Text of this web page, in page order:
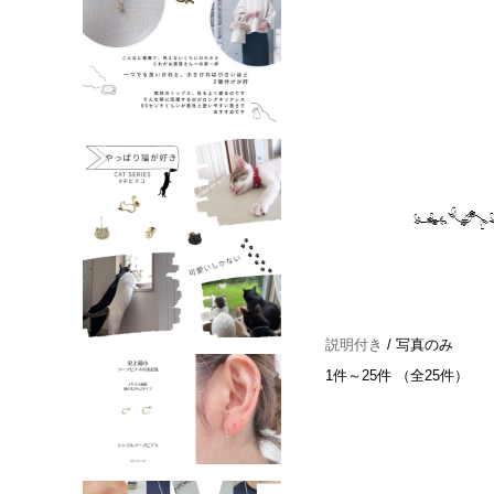
説明付き / 写真のみ
1件～25件 （全25件）